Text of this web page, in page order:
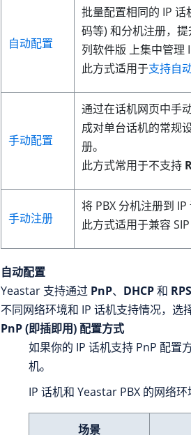
自动配置
批量配置相同的 IP
码等) 和分机注册，
列软件版 上集中管理
此方式适用于支持自
手动配置
通过在话机网页中手
成对单台话机的常规
册。
此方式常用于不支持
手动注册
将 PBX 分机注册到 IP
此方式适用于兼容 SIP
自动配置
Yeastar 支持通过 PnP、 DHCP和 RPS
不同网络环境和 IP 话机支持情况，选
PnP (即插即用) 配置方式
如果你的 IP 话机支持 PnP 配置
机。
IP 话机和 Yeastar PBX 的网络
场景